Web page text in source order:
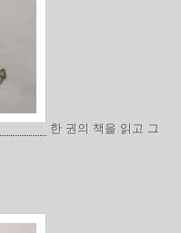
한 권의 책을 읽고 그